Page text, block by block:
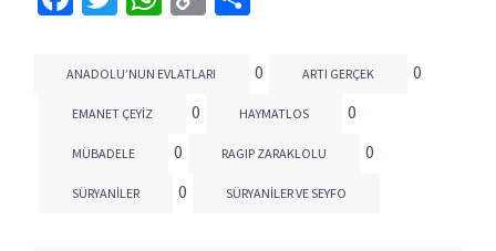
ANADOLU’NUN EVLATLARI 0 ARTI GERÇEK 0
EMANET ÇEYIZ 0 HAYMATLOS 0
MÜBADELE 0 RAGIP ZARAKLOLU 0
SÜRYANILER 0 SÜRYANILER VE SEYFO